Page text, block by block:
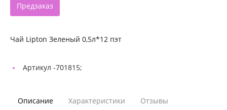
Предзаказ
Чай Lipton Зеленый 0,5л*12 пэт
Артикул -701815;
Описание Характеристики Отзывы